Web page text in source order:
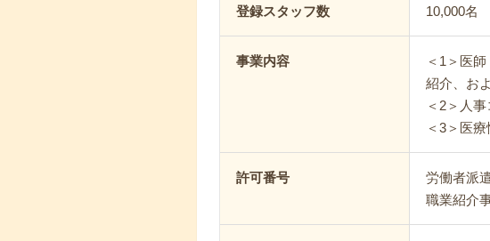
登録スタッフ数 10,000名
事業内容
＜1＞医
紹介、お
＜2＞人
＜3＞医
許可番号
労働者派
職業紹介